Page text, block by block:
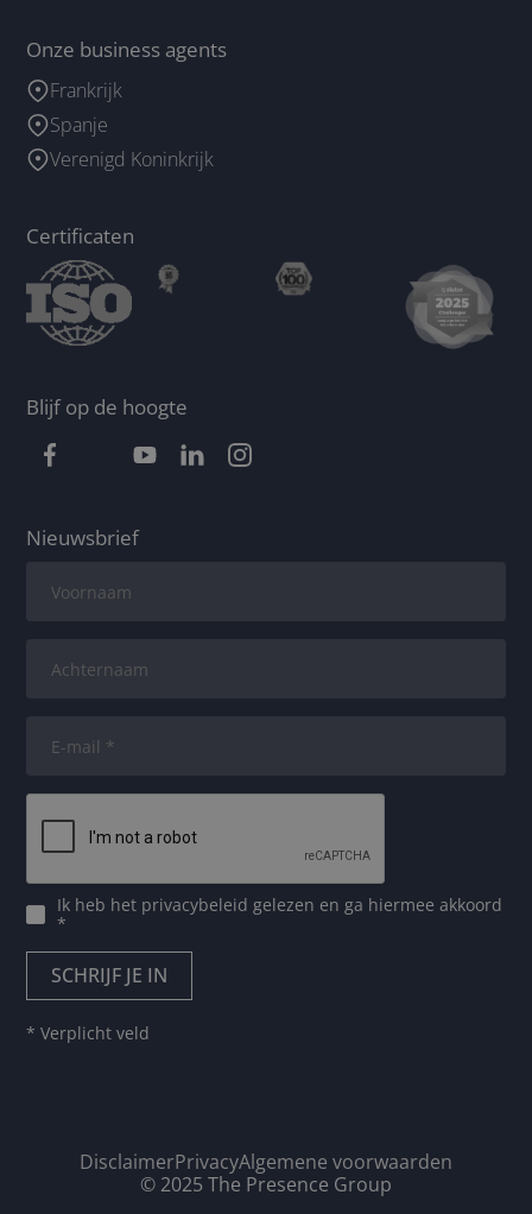
Onze business agents
Frankrijk
Spanje
Verenigd Koninkrijk
Certificaten
Blijf op de hoogte
Nieuwsbrief
Ik heb het privacybeleid gelezen en ga hiermee akkoord
*
* Verplicht veld
DisclaimerPrivacyAlgemene voorwaarden
© 2025 The Presence Group